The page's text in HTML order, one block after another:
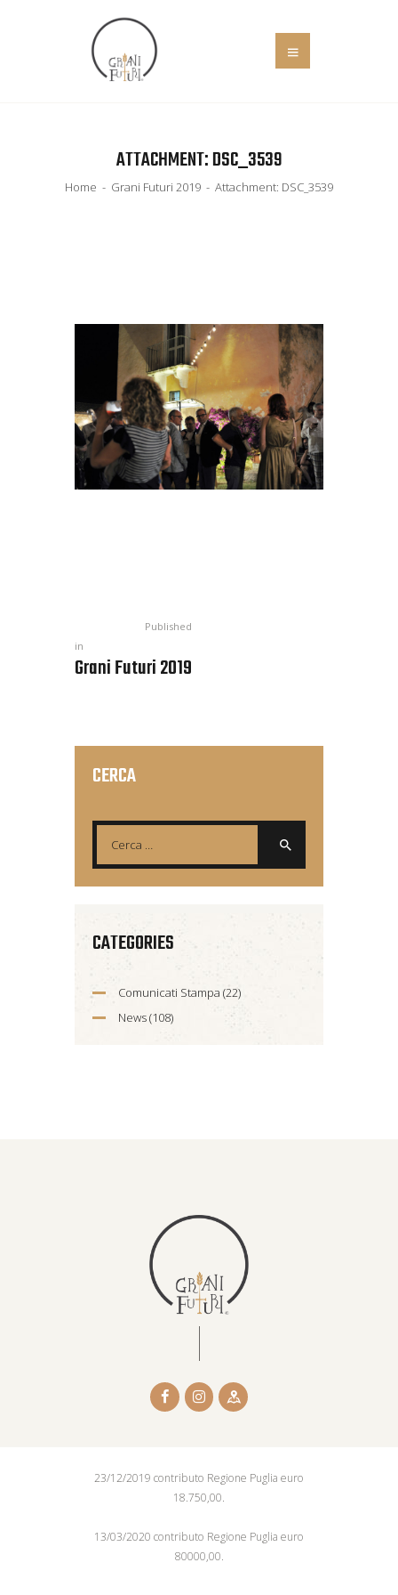
ATTACHMENT: DSC_3539
Home Grani Futuri 2019 Attachment: DSC_3539
EVENTI
Published
in
Grani Futuri 2019
CERCA
CATEGORIES
Comunicati Stampa (22)
News(108)
23/12/2019 contributo Regione Puglia euro
18.750,00.
13/03/2020 contributo Regione Puglia euro
80000,00.